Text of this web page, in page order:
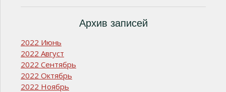
Архив записей
2022 Июнь
2022 Август
2022 Сентябрь
2022 Октябрь
2022 Ноябрь